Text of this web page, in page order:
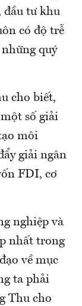
đầu tư khu
có độ trễ
quý
cho biết,
số giải
môi
giải ngân
FDI, cơ
nghiệp và
nhất trong
về mục
ta phải
Thu cho